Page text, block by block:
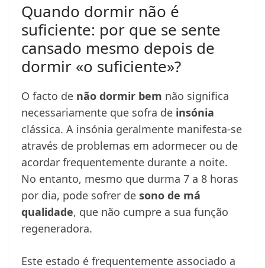
Quando dormir não é
suficiente: por que se sente
cansado mesmo depois de
dormir «o suficiente»?
O facto de não dormir bem não significa
necessariamente que sofra de insónia
clássica. A insónia geralmente manifesta-se
através de problemas em adormecer ou de
acordar frequentemente durante a noite.
No entanto, mesmo que durma 7 a 8 horas
por dia, pode sofrer de sono de má
qualidade, que não cumpre a sua função
regeneradora.
Este estado é frequentemente associado a